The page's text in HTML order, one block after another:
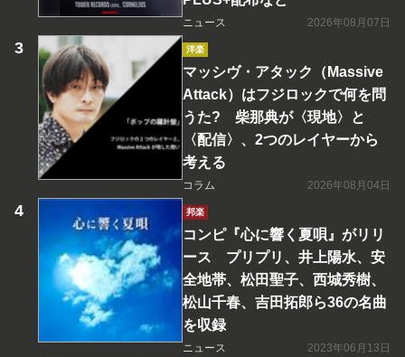
ニュース 2026年08月07日
洋楽
マッシヴ・アタック（Massive
Attack）はフジロックで何を問
うた? 柴那典が〈現地〉と
〈配信〉、2つのレイヤーから
考える
コラム 2026年08月04日
邦楽
コンピ『心に響く夏唄』がリリ
ース プリプリ、井上陽水、安
全地帯、松田聖子、西城秀樹、
松山千春、吉田拓郎ら36の名曲
を収録
ニュース 2023年06月13日